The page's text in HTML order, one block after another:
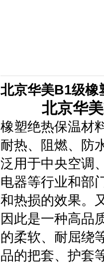
北京华美B1级橡
北京华
橡塑绝热保温材
耐热、阻燃、防
泛用于中央空调
电器等行业和部
和热损的效果。
因此是一种高品
的柔软、耐屈绕
品的把套、护套